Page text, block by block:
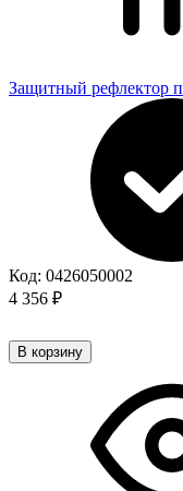
Защитный рефлектор
Код: 0426050002
4 356 ₽
В корзину